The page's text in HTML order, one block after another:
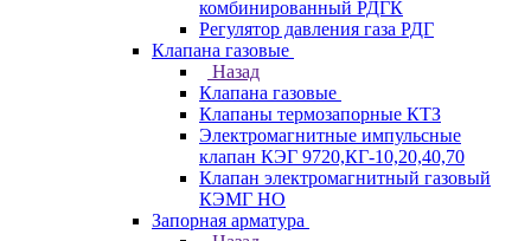
комбинированный РДГК
Регулятор давления газа РДГ
Клапана газовые
Назад
Клапана газовые
Клапаны термозапорные КТЗ
Электромагнитные импульсные
клапан КЭГ 9720,КГ-10,20,40,70
Клапан электромагнитный газовый
КЭМГ НО
Запорная арматура